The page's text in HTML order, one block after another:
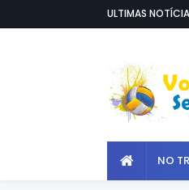
ULTIMAS
NO